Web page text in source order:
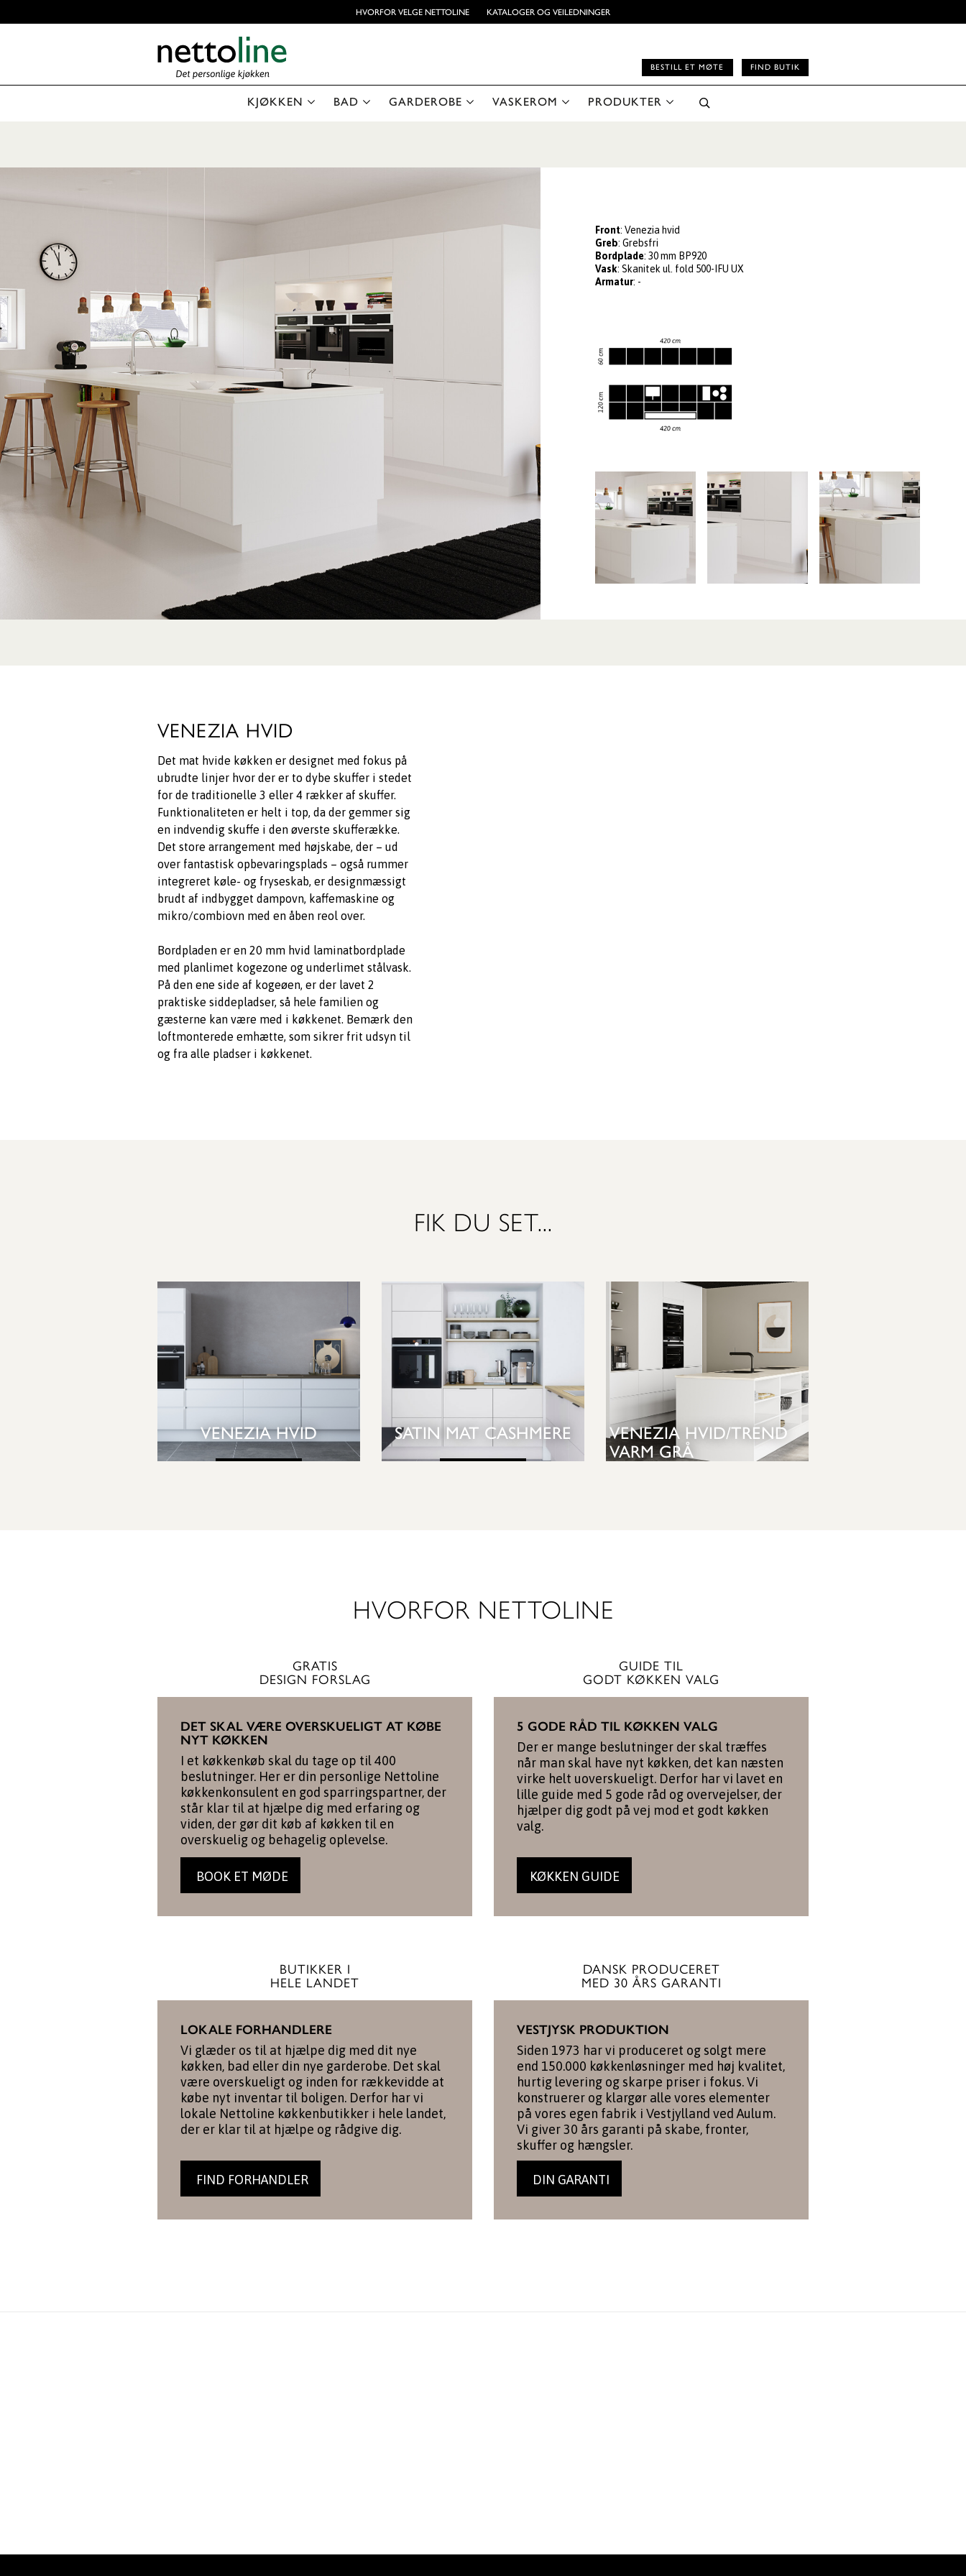
HVORFOR VELGE NETTOLINE KATALOGER OG VEILEDNINGER
BESTILL ET MØTE FIND BUTIK
KJØKKEN BAD GARDEROBE VASKEROM PRODUKTER
Front: Venezia hvid
Greb: Grebsfri
Bordplade: 30 mm BP920
Vask: Skanitek ul. fold 500-IFU UX
Armatur: -
VENEZIA HVID
Det mat hvide køkken er designet med fokus på
ubrudte linjer hvor der er to dybe skuffer i stedet
for de traditionelle 3 eller 4 rækker af skuffer.
Funktionaliteten er helt i top, da der gemmer sig
en indvendig skuffe i den øverste skufferække.
Det store arrangement med højskabe, der – ud
over fantastisk opbevaringsplads – også rummer
integreret køle- og fryseskab, er designmæssigt
brudt af indbygget dampovn, kaffemaskine og
mikro/combiovn med en åben reol over.
Bordpladen er en 20 mm hvid laminatbordplade
med planlimet kogezone og underlimet stålvask.
På den ene side af kogeøen, er der lavet 2
praktiske siddepladser, så hele familien og
gæsterne kan være med i køkkenet. Bemærk den
loftmonterede emhætte, som sikrer frit udsyn til
og fra alle pladser i køkkenet.
FIK DU SET...
VENEZIA HVID SATIN MAT CASHMERE
VENEZIA HVID/TREND
VARM GRÅ
HVORFOR NETTOLINE
GRATIS
DESIGN FORSLAG
DET SKAL VÆRE OVERSKUELIGT AT KØBE
NYT KØKKEN
I et køkkenkøb skal du tage op til 400
beslutninger. Her er din personlige Nettoline
køkkenkonsulent en god sparringspartner, der
står klar til at hjælpe dig med erfaring og
viden, der gør dit køb af køkken til en
overskuelig og behagelig oplevelse.
BOOK ET MØDE
GUIDE TIL
GODT KØKKEN VALG
5 GODE RÅD TIL KØKKEN VALG
Der er mange beslutninger der skal træffes
når man skal have nyt køkken, det kan næsten
virke helt uoverskueligt. Derfor har vi lavet en
lille guide med 5 gode råd og overvejelser, der
hjælper dig godt på vej mod et godt køkken
valg.
KØKKEN GUIDE
BUTIKKER I
HELE LANDET
LOKALE FORHANDLERE
Vi glæder os til at hjælpe dig med dit nye
køkken, bad eller din nye garderobe. Det skal
være overskueligt og inden for rækkevidde at
købe nyt inventar til boligen. Derfor har vi
lokale Nettoline køkkenbutikker i hele landet,
der er klar til at hjælpe og rådgive dig.
FIND FORHANDLER
DANSK PRODUCERET
MED 30 ÅRS GARANTI
VESTJYSK PRODUKTION
Siden 1973 har vi produceret og solgt mere
end 150.000 køkkenløsninger med høj kvalitet,
hurtig levering og skarpe priser i fokus. Vi
konstruerer og klargør alle vores elementer
på vores egen fabrik i Vestjylland ved Aulum.
Vi giver 30 års garanti på skabe, fronter,
skuffer og hængsler.
DIN GARANTI